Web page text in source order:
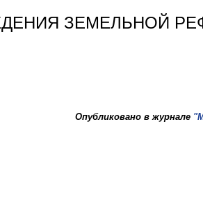
ЗЕМЕЛЬНОЙ
Опубликовано в журнале